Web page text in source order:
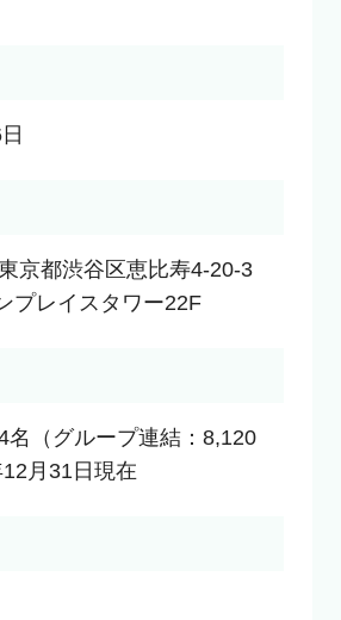
京都渋谷区恵比寿4-20-3
プレイスタワー22F
名（グループ連結：8,120
月31日現在